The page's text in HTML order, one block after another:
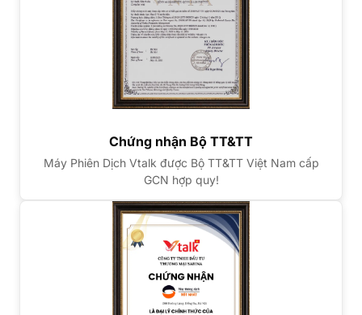
Chứng nhận Bộ TT&TT
Máy Phiên Dịch Vtalk được Bộ TT&TT Việt Nam cấp
GCN hợp quy!